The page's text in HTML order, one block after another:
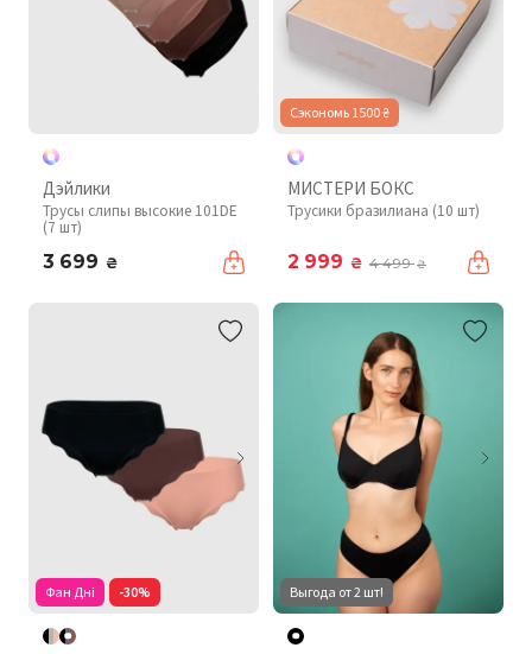
Дэйлики
Трусы слипы высокие 101DE
(7 шт)
3 699 ₴
Сэкономь 1500 ₴
МИСТЕРИ БОКС
Трусики бразилиана (10 шт)
2 999 ₴ 4 499₴
Фан Дні -30% Выгода от 2 шт!